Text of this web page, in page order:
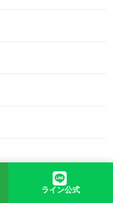
ライン公式